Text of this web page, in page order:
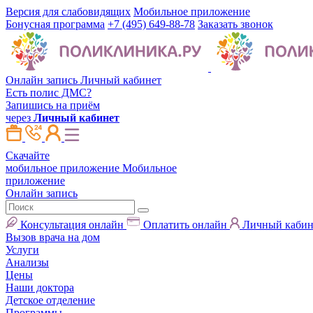
Версия для слабовидящих Мобильное приложение
Бонусная программа +7 (495) 649-88-78 Заказать звонок
Онлайн запись Личный кабинет
Есть полис ДМС?
Запишись на приём
через Личный кабинет
Скачайте
мобильное приложение Мобильное
приложение
Онлайн запись
Консультация онлайн Оплатить онлайн
Личный
Вызов врача на дом
Услуги
Анализы
Цены
Наши доктора
Детское отделение